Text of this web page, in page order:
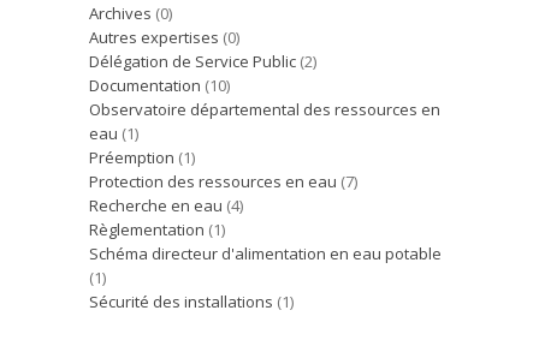
Archives (0)
Autres expertises (0)
Délégation de Service Public (2)
Documentation (10)
Observatoire départemental des ressources en
eau (1)
Préemption (1)
Protection des ressources en eau (7)
Recherche en eau (4)
Règlementation (1)
Schéma directeur d'alimentation en eau potable
(1)
Sécurité des installations (1)